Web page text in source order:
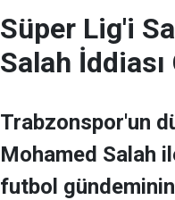
Süper Lig'i
Salah İddiası
Trabzonspor'un
Mohamed Salah
futbol